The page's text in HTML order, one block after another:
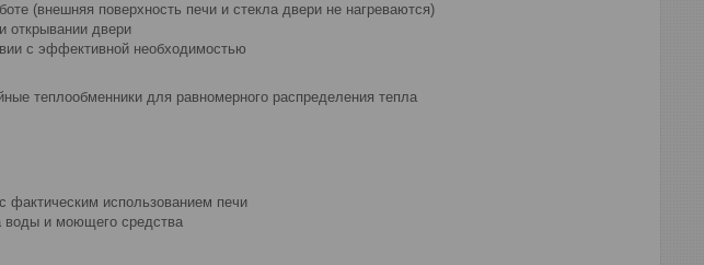
(внешняя поверхность печи и стекла двери не нагреваются)
открывании двери
с эффективной необходимостью
теплообменники для равномерного распределения тепла
фактическим использованием печи
воды и моющего средства